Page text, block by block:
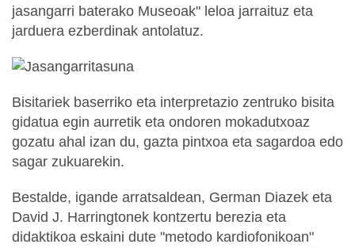
jasangarri baterako Museoak" leloa jarraituz eta
jarduera ezberdinak antolatuz.
Bisitariek baserriko eta interpretazio zentruko bisita
gidatua egin aurretik eta ondoren mokadutxoaz
gozatu ahal izan du, gazta pintxoa eta sagardoa edo
sagar zukuarekin.
Bestalde, igande arratsaldean, German Diazek eta
David J. Harringtonek kontzertu berezia eta
didaktikoa eskaini dute "metodo kardiofonikoan"